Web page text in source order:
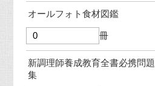
オールフォト食材図鑑
冊
新調理師養成教育全書必携問題
集